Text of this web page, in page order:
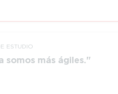
ESTUDIO
somos más ágiles.